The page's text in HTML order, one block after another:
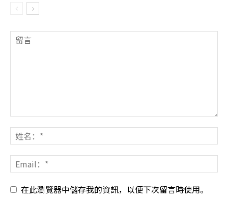
在此瀏覽器中儲存我的資訊，以便下次留言時使用。